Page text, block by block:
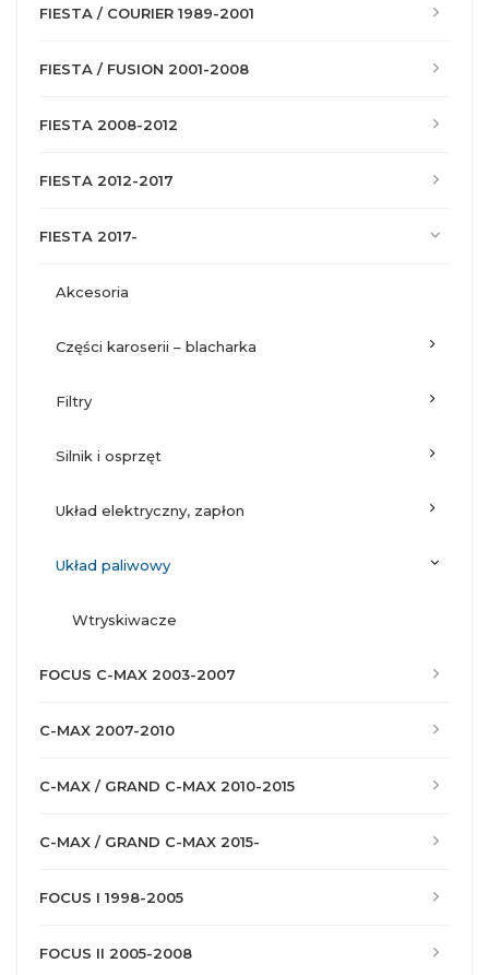
FIESTA / COURIER 1989-2001
FIESTA / FUSION 2001-2008
FIESTA 2008-2012
FIESTA 2012-2017
FIESTA 2017-
akcesoria
części karoserii – blacharka
filtry
silnik i osprzęt
układ elektryczny, zapłon
układ paliwowy
wtryskiwacze
FOCUS C-MAX 2003-2007
C-MAX 2007-2010
C-MAX / GRAND C-MAX 2010-2015
C-MAX / GRAND C-MAX 2015-
FOCUS I 1998-2005
FOCUS II 2005-2008